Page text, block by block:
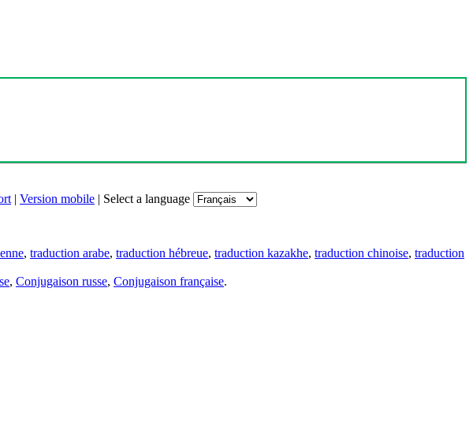
| Version mobile | Select a language
, traduction arabe, traduction hébreue, traduction kazakhe, traduction chinoise, traduction
, Conjugaison russe, Conjugaison française.